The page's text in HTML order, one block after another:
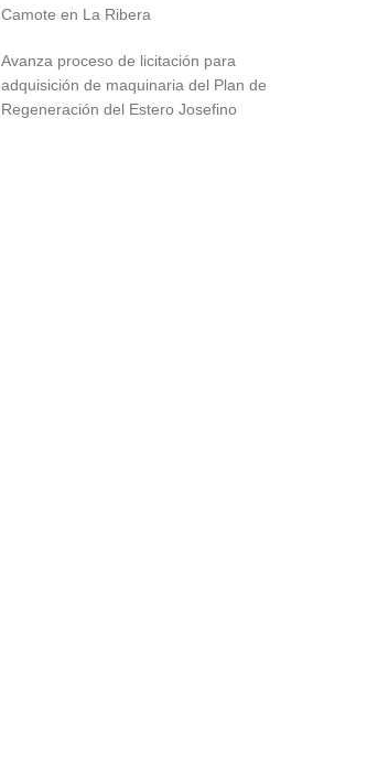
Camote en La Ribera
Avanza proceso de licitación para
adquisición de maquinaria del Plan de
Regeneración del Estero Josefino